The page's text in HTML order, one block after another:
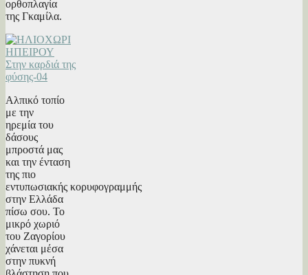
ορθοπλαγία
της Γκαμίλα.
Αλπικό τοπίο
με την
ηρεμία του
δάσους
μπροστά μας
και την ένταση
της πιο
εντυπωσιακής κορυφογραμμής
στην Ελλάδα
πίσω σου. Το
μικρό χωριό
του Ζαγορίου
χάνεται μέσα
στην πυκνή